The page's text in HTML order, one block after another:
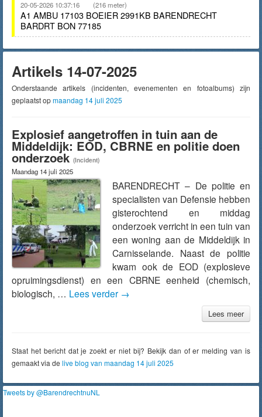
20-05-2026 10:37:16 (216 meter)
A1 AMBU 17103 BOEIER 2991KB BARENDRECHT
BARDRT BON 77185
Artikels 14-07-2025
Onderstaande artikels (incidenten, evenementen en fotoalbums) zijn
geplaatst opmaandag 14 juli 2025
Explosief aangetroffen in tuin aan de
Middeldijk: EOD, CBRNE en politie doen
onderzoek (Incident)
Maandag 14 juli 2025
BARENDRECHT – De politie en
specialisten van Defensie hebben
gisterochtend en middag
onderzoek verricht in een tuin van
een woning aan de Middeldijk in
Carnisselande. Naast de politie
kwam ook de EOD (explosieve
opruimingsdienst) en een CBRNE eenheid (chemisch,
biologisch, … Lees verder →
Lees meer
Staat het bericht dat je zoekt er niet bij? Bekijk dan of er melding van is
gemaakt via de live blog van maandag 14 juli 2025
Tweets by @BarendrechtnuNL